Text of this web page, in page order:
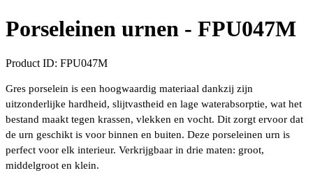
Porseleinen urnen - FPU047M
Product ID: FPU047M
Gres porselein is een hoogwaardig materiaal dankzij zijn
uitzonderlijke hardheid, slijtvastheid en lage waterabsorptie, wat het
bestand maakt tegen krassen, vlekken en vocht. Dit zorgt ervoor dat
de urn geschikt is voor binnen en buiten. Deze porseleinen urn is
perfect voor elk interieur. Verkrijgbaar in drie maten: groot,
middelgroot en klein.